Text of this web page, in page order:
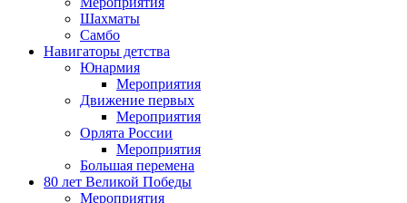
Шахматы
Самбо
Навигаторы детства
Юнармия
Мероприятия
Движение первых
Мероприятия
Орлята России
Мероприятия
Большая перемена
80 лет Великой Победы
Мероприятия